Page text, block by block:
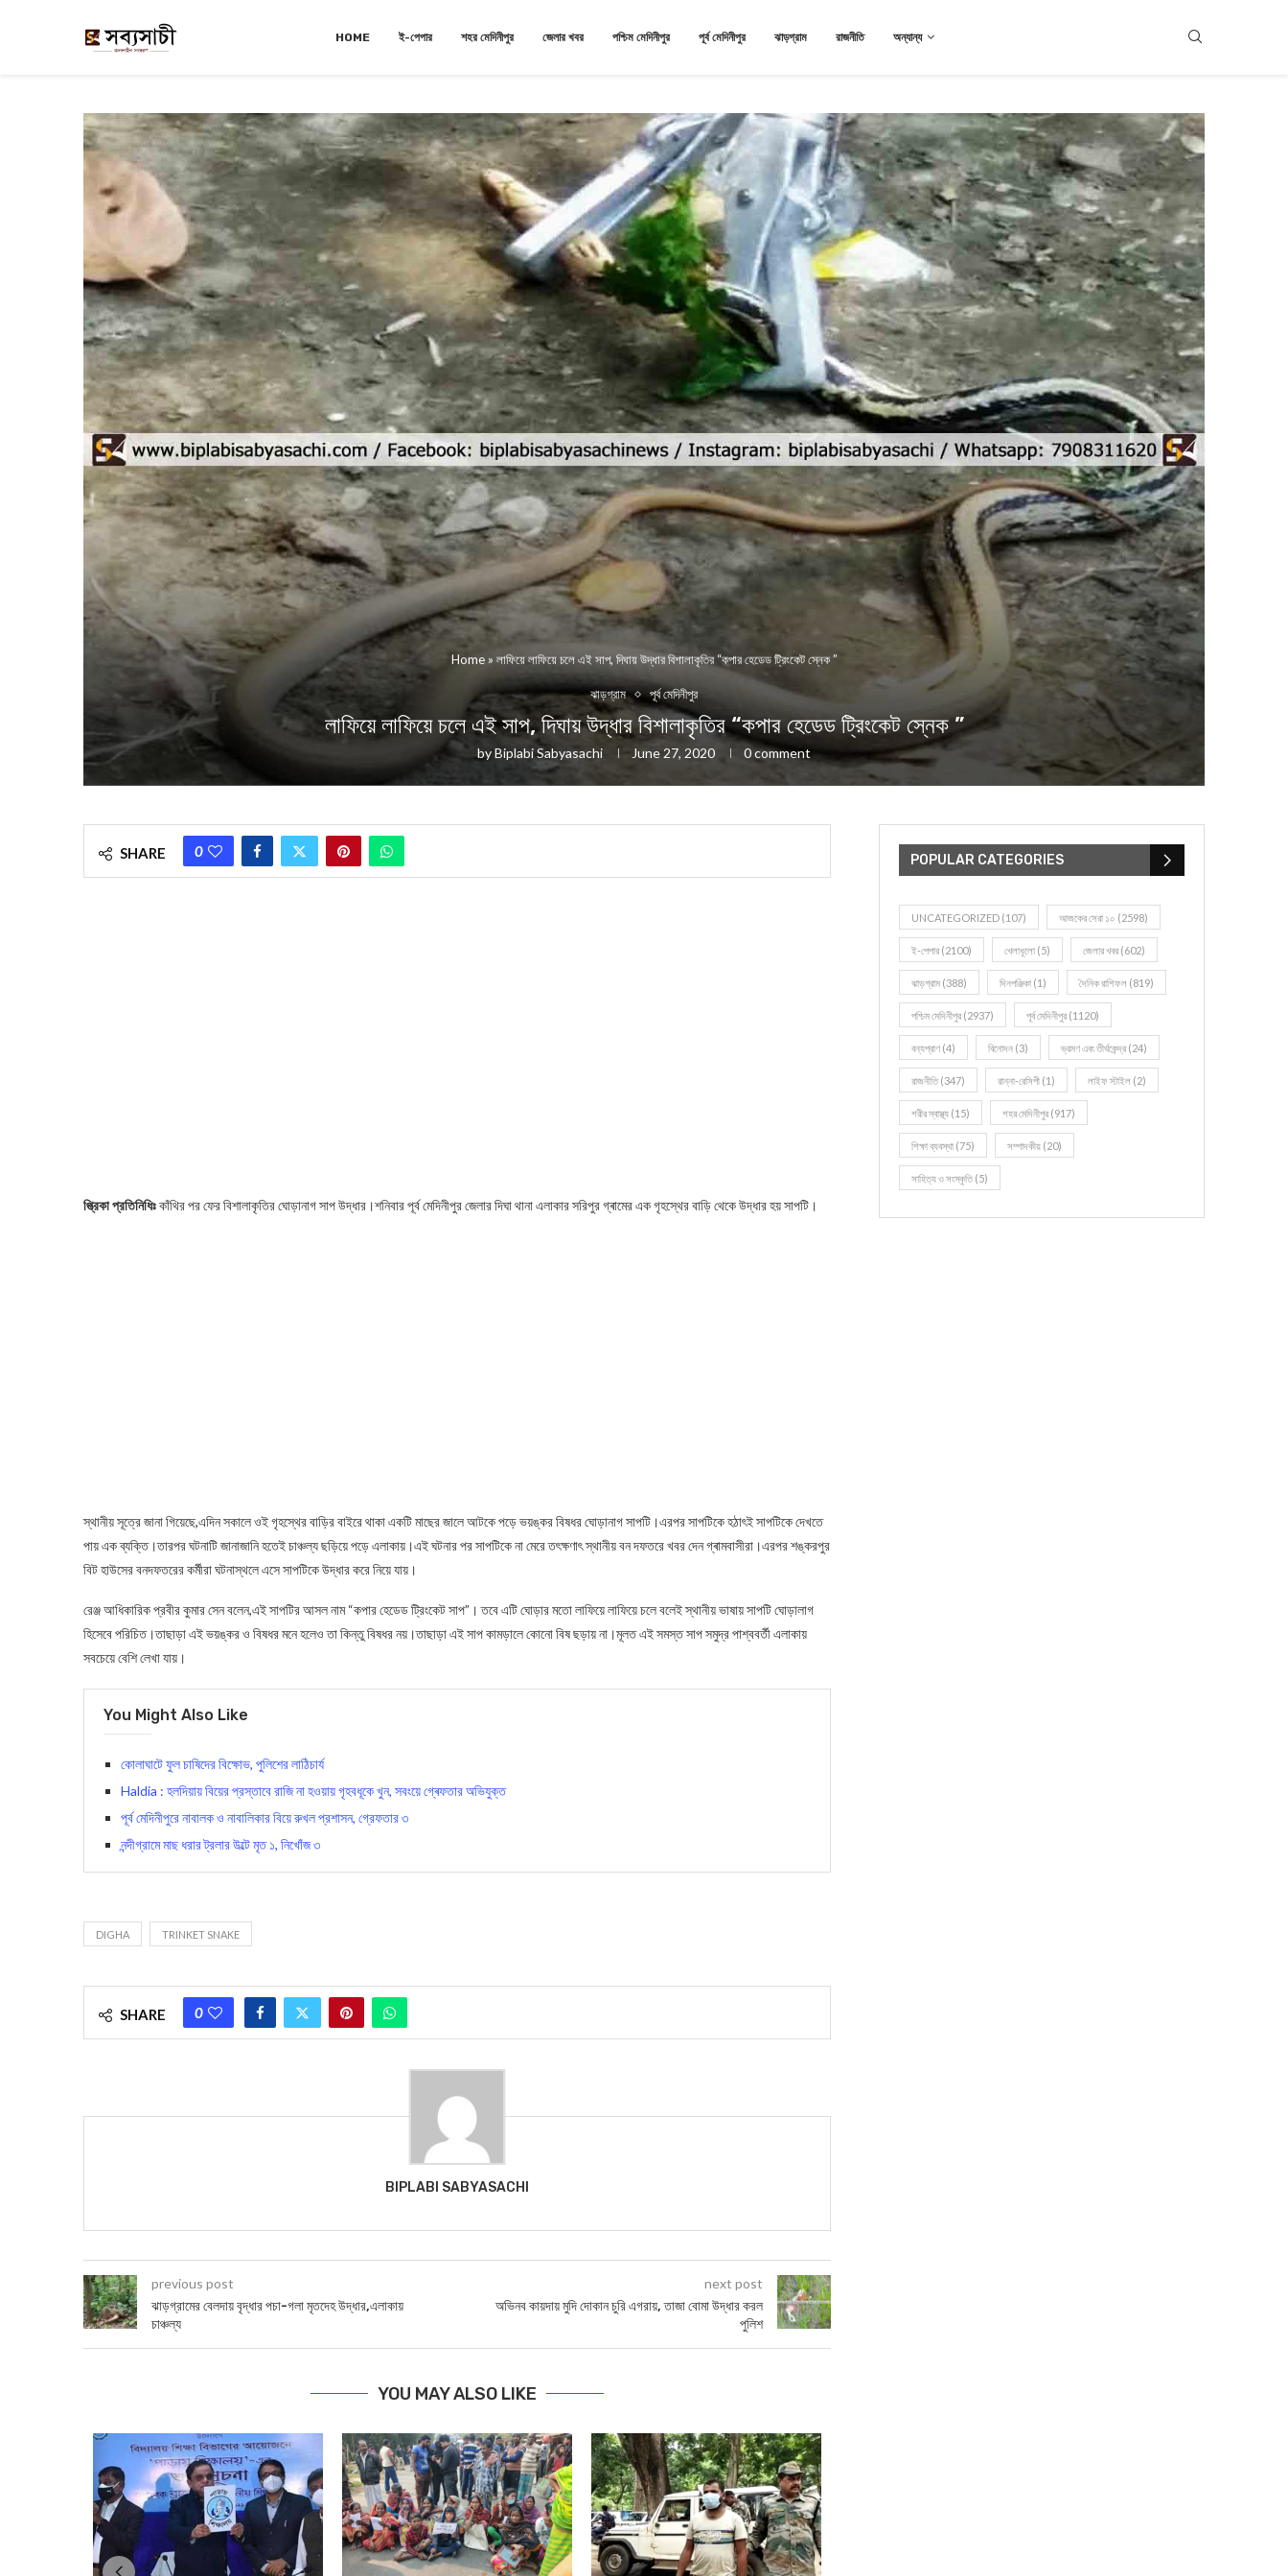
HOME ই-পেপার শহর মেদিনীপুর জেলার খবর পশ্চিম মেদিনীপুর পূর্ব মেদিনীপুর ঝাড়গ্রাম রাজনীতি অন্যান্য
Home» লাফিয়ে লাফিয়ে চলে এই সাপ, দিঘায় উদ্ধার বিশালাকৃতির “কপার হেডেড ট্রিংকেট স্নেক ”
ঝাড়গ্রাম পূর্ব মেদিনীপুর
লাফিয়ে লাফিয়ে চলে এই সাপ, দিঘায় উদ্ধার বিশালাকৃতির “কপার হেডেড ট্রিংকেট স্নেক ”
byBiplabi Sabyasachi June 27, 2020 0 comment
SHARE 0
প্ত্রিকা প্রতিনিধিঃকাঁথির পর ফের বিশালাকৃতির ঘোড়ানাগ সাপ উদ্ধার।শনিবার পূর্ব মেদিনীপুর জেলার দিঘা থানা এলাকার সরিপুর গ্ৰামের এক গৃহস্থের বাড়ি থেকে উদ্ধার হয় সাপটি।
স্থানীয় সূত্রে জানা গিয়েছে,এদিন সকালে ওই গৃহস্থের বাড়ির বাইরে থাকা একটি মাছের জালে আটকে পড়ে ভয়ঙ্কর বিষধর ঘোড়ানাগ সাপটি।এরপর সাপটিকে হঠাৎই সাপটিকে দেখতে
পায় এক ব্যক্তি।তারপর ঘটনাটি জানাজানি হতেই চাঞ্চল্য ছড়িয়ে পড়ে এলাকায়।এই ঘটনার পর সাপটিকে না মেরে তৎক্ষণাৎ স্থানীয় বন দফতরে খবর দেন গ্ৰামবাসীরা।এরপর শঙ্করপুর
বিট হাউসের বনদফতরের কর্মীরা ঘটনাস্থলে এসে সাপটিকে উদ্ধার করে নিয়ে যায়।
রেঞ্জ আধিকারিক প্রবীর কুমার সেন বলেন,এই সাপটির আসল নাম “কপার হেডেড ট্রিংকেট সাপ”। তবে এটি ঘোড়ার মতো লাফিয়ে লাফিয়ে চলে বলেই স্থানীয় ভাষায় সাপটি ঘোড়ালাগ
হিসেবে পরিচিত।তাছাড়া এই ভয়ঙ্কর ও বিষধর মনে হলেও তা কিন্তু বিষধর নয়।তাছাড়া এই সাপ কামড়ালে কোনো বিষ ছড়ায় না।মূলত এই সমস্ত সাপ সমুদ্র পাশ্ববর্তী এলাকায়
সবচেয়ে বেশি লেখা যায়।
You Might Also Like
কোলাঘাটে ফুল চাষিদের বিক্ষোভ, পুলিশের লাঠিচার্য
Haldia : হলদিয়ায় বিয়ের প্রস্তাবে রাজি না হওয়ায় গৃহবধূকে খুন, সবংয়ে গ্ৰেফতার অভিযুক্ত
পূর্ব মেদিনীপুরে নাবালক ও নাবালিকার বিয়ে রুখল প্রশাসন, গ্রেফতার ৩
নন্দীগ্রামে মাছ ধরার ট্রলার উল্টে মৃত ১, নিখোঁজ ৩
DIGHA TRINKET SNAKE
SHARE 0
BIPLABI SABYASACHI
previous post
ঝাড়গ্রামের বেলদায় বৃদ্ধার পচা-গলা মৃতদেহ উদ্ধার,এলাকায়
চাঞ্চল্য
next post
অভিনব কায়দায় মুদি দোকান চুরি এগরায়, তাজা বোমা উদ্ধার করল
পুলিশ
YOU MAY ALSO LIKE
POPULAR CATEGORIES
UNCATEGORIZED (107) আজকের সেরা ১০ (2598)
ই-পেপার (2100) খেলাধূলো (5) জেলার খবর (602)
ঝাড়গ্রাম (388) দিনপঞ্জিকা (1) দৈনিক রাশিফল (819)
পশ্চিম মেদিনীপুর (2937) পূর্ব মেদিনীপুর (1120)
বন্যপ্রাণ (4) বিনোদন (3) ভ্রমণ এবং তীর্থকেন্দ্র (24)
রাজনীতি(347) রান্না-রেসিপী (1) লাইফ স্টাইল (2)
শরীর স্বাস্থ্য (15) শহর মেদিনীপুর (917)
শিক্ষা ব্যবস্থা (75) সম্পাদকীয় (20)
সাহিত্য ও সংস্কৃতি(5)